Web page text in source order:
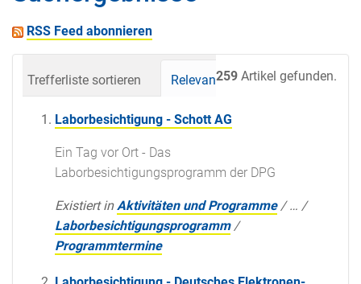
RSS Feed abonnieren
259 Artikel gefunden.
Trefferliste sortieren Relevanz Datum
Laborbesichtigung - Schott AG
Ein Tag vor Ort - Das
Laborbesichtigungsprogramm der DPG
Existiert in Aktivitäten und Programme /… /
Laborbesichtigungsprogramm /
Programmtermine